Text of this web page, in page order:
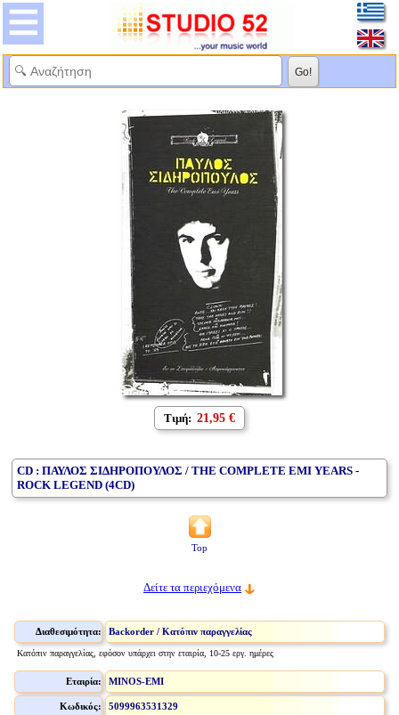
Τιμή: 21,95 €
CD : ΠΑΥΛΟΣ ΣΙΔΗΡΟΠΟΥΛΟΣ / THE COMPLETE EMI YEARS -
ROCK LEGEND (4CD)
Top
Δείτε τα περιεχόμενα
Διαθεσιμότητα: Backorder / Κατόπιν παραγγελίας
Κατόπιν παραγγελίας, εφόσον υπάρχει στην εταιρία, 10-25 εργ. ημέρες
Εταιρία: MINOS-EMI
Κωδικός: 5099963531329